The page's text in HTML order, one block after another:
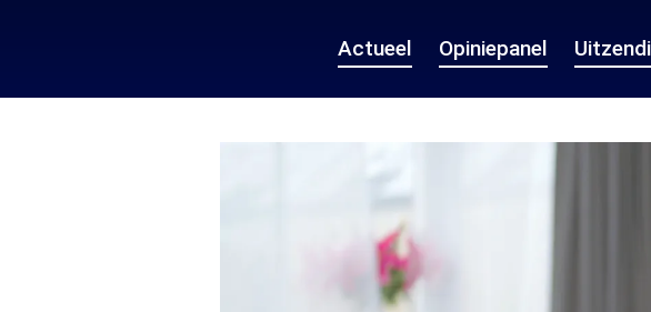
Actueel Opiniepanel